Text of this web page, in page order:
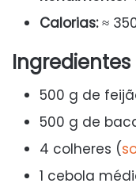
Calorias:≈
Ingredientes
500 g de
500 g de
4 colheres (
1 cebola